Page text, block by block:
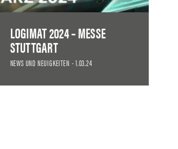
LOGIMAT 2024 – MESSE
STUTTGART
NEWS UND NEUIGKEITEN -1.03.24